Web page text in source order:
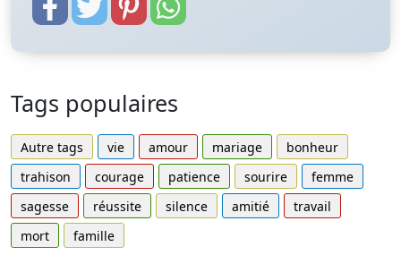
Tags populaires
Autre tags vie amour mariage
bonheur
trahison
courage patience sourire
femme
sagesse
réussite silence amitié
travail
mort
famille